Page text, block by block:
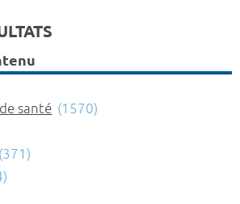
santé (1570)
(371)